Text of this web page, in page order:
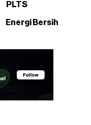
PLTS
Energi Bersih